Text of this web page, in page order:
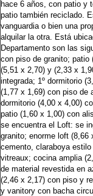
hace 6 años, con patio y
patio también reciclado.
vanguardia o bien una
alquilar la otra. Está
Departamento son las
con piso de granito; patio
(5,51 x 2,70) y (2,33 x
integrada; 1º dormitorio
(1,77 x 1,69) con piso de
dormitorio (4,00 x 4,00)
patio (1,60 x 1,00) con
se encuentra el Loft: se
granito; enorme loft (8,66
cemento, claraboya
vitreaux; cocina amplia
de material revestida en
(2,46 x 2,17) con piso y
y vanitory con bacha